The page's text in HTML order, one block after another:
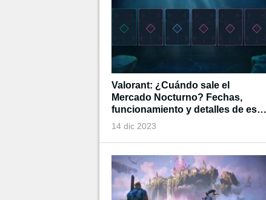
Valorant: ¿Cuándo sale el
Mercado Nocturno? Fechas,
funcionamiento y detalles de esta
tienda de tiempo limitado
14 dic 2023